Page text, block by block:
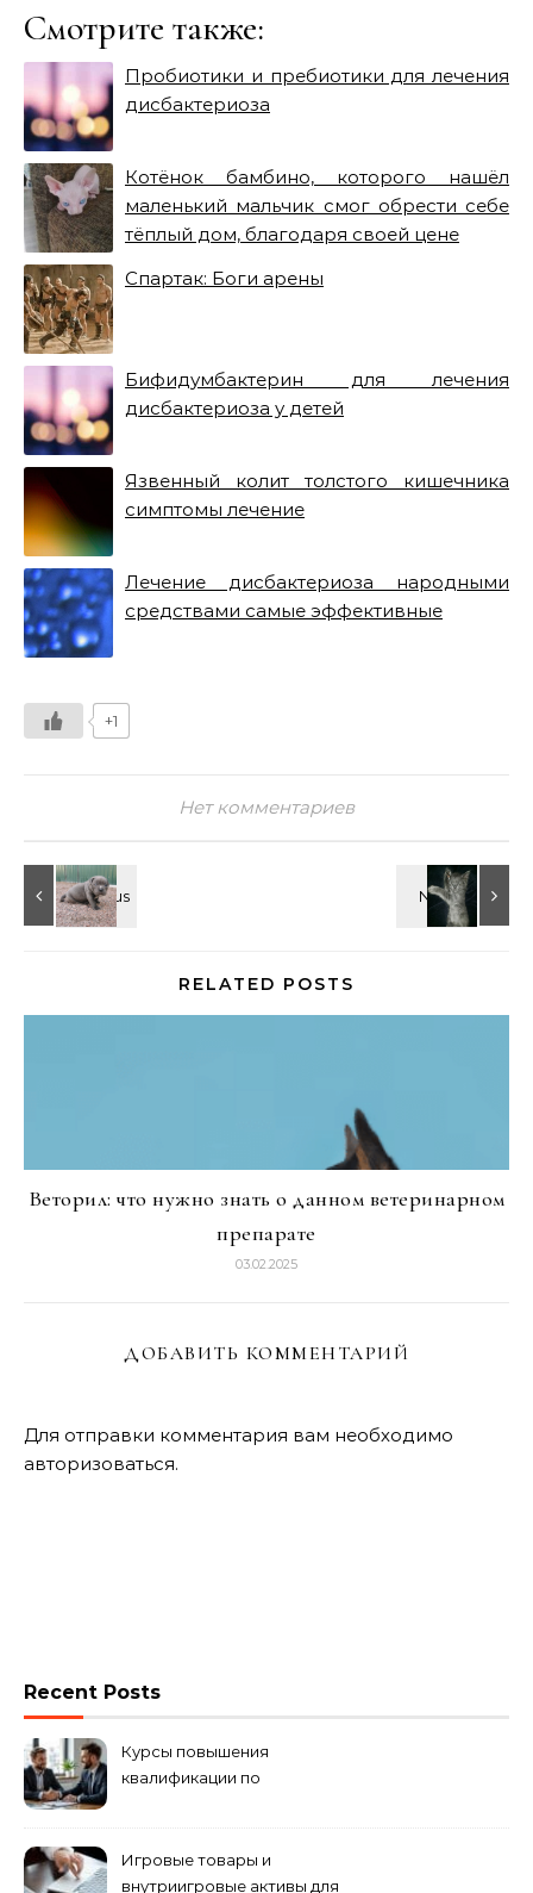
Смотрите также:
Пробиотики и пребиотики для лечения
дисбактериоза
Котёнок бамбино, которого нашёл
маленький мальчик смог обрести себе
тёплый дом, благодаря своей цене
Спартак: Боги арены
Бифидумбактерин для лечения
дисбактериоза у детей
Язвенный колит толстого кишечника
симптомы лечение
Лечение дисбактериоза народными
средствами самые эффективные
+1
Нет комментариев
RELATED POSTS
Веторил: что нужно знать о данном ветеринарном
препарате
03.02.2025
ДОБАВИТЬ КОММЕНТАРИЙ
Для отправки комментария вам необходимо
авторизоваться.
Recent Posts
Курсы повышения
квалификации по
Игровые товары и
внутриигровые активы для